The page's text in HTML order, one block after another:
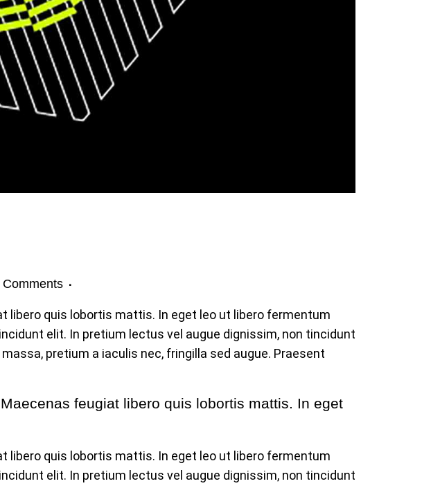
Comments
libero quis lobortis mattis. In eget leo ut libero fermentum
elit. In pretium lectus vel augue dignissim, non tincidunt
pretium a iaculis nec, fringilla sed augue. Praesent
feugiat libero quis lobortis mattis. In eget
libero quis lobortis mattis. In eget leo ut libero fermentum
elit. In pretium lectus vel augue dignissim, non tincidunt